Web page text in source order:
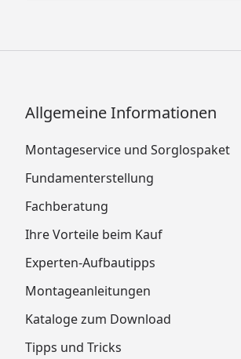
Allgemeine Informationen
Montageservice und Sorglospaket
Fundamenterstellung
Fachberatung
Ihre Vorteile beim Kauf
Experten-Aufbautipps
Montageanleitungen
Kataloge zum Download
Tipps und Tricks